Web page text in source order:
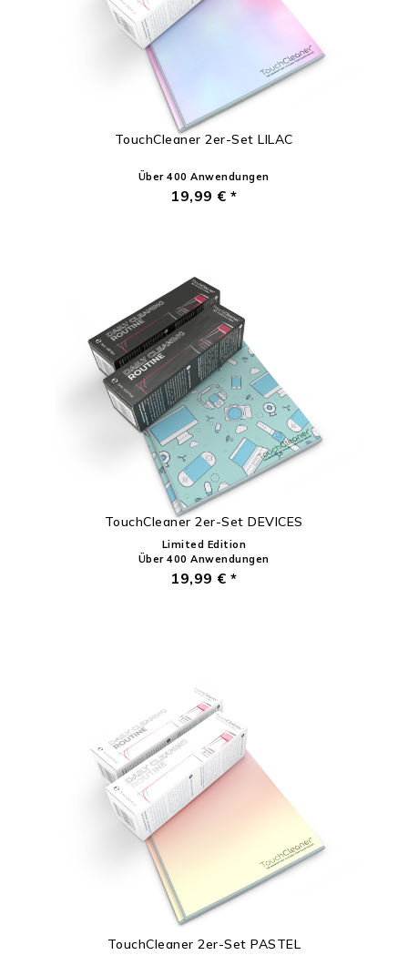
TouchCleaner 2er-Set LILAC
Über 400 Anwendungen
19,99 € *
TouchCleaner 2er-Set DEVICES
Limited Edition
Über 400 Anwendungen
19,99 € *
TouchCleaner 2er-Set PASTEL